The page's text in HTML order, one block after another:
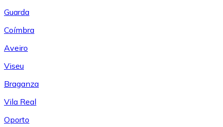
Guarda
Coímbra
Aveiro
Viseu
Braganza
Vila Real
Oporto